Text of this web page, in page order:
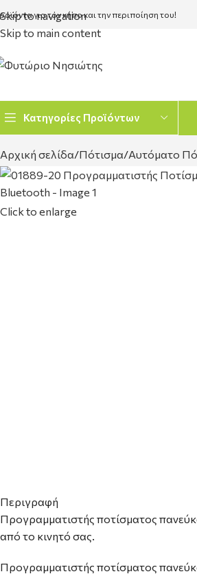
Skip to navigation
Skip to main content
για τον κήπο και την περιποίηση του!
Κατηγορίες Προϊόντων
Αρχική σελίδα Πότισμα Αυτόματο
Click to enlarge
Περιγραφή
Προγραμματιστής ποτίσματος
από το κινητό σας.
Προγραμματιστής ποτίσματος